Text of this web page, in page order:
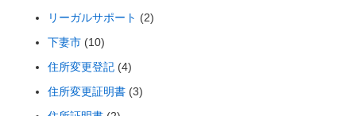
リーガルサポート (2)
下妻市 (10)
住所変更登記 (4)
住所変更証明書 (3)